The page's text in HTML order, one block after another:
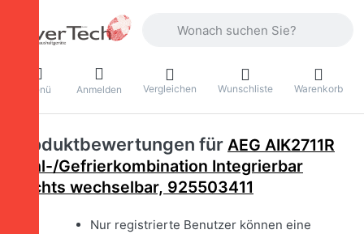
Menü Anmelden Vergleichen Wunschliste Warenkorb
Produktbewertungen für AEG AIK2711R
Kühl-/Gefrierkombination Integrierbar
Rechts wechselbar, 925503411
Nur registrierte Benutzer können eine